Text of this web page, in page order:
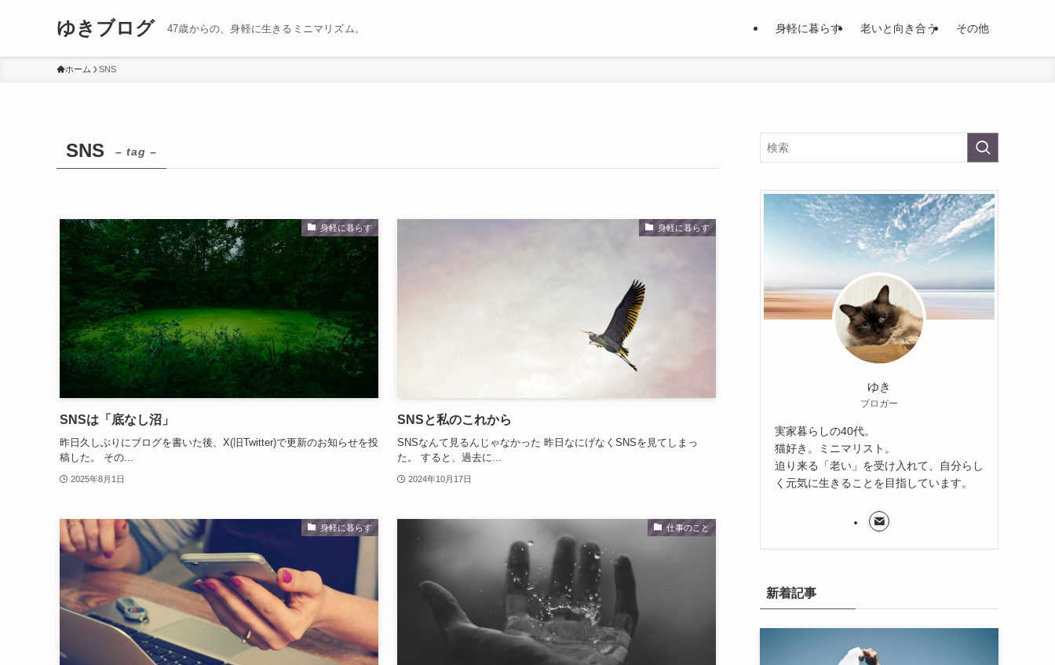
ゆきブログ 47歳からの、身軽に生きるミニマリズム。 身軽に暮らす 老いと向き合う その他
ホーム SNS
SNS – tag –
身軽に暮らす
SNSは「底なし沼」
昨日久しぶりにブログを書いた後、X(旧Twitter)で更新のお知らせを投
稿した。 その...
2025年8月1日
身軽に暮らす
SNSと私のこれから
SNSなんて見るんじゃなかった 昨日なにげなくSNSを見てしまっ
た。 すると、過去に...
2024年10月17日
身軽に暮らす 仕事のこと
ゆき
ブロガー
実家暮らしの40代。
猫好き。ミニマリスト。
迫り来る「老い」を受け入れて、自分らし
く元気に生きることを目指しています。
新着記事